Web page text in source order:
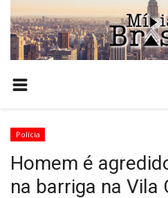
HOME
COMO ANUNCIAR
NOTÍCIAS
POLÍCIA
ESTADO
Polícia
Homem é
na barriga na Vila